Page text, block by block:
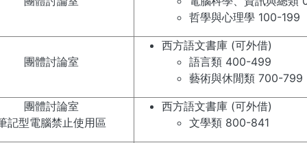
哲學與心理學 100-199
團體討論室
西方語文書庫 (可外借)
語言類 400-499
藝術與休閒類 700-799
團體討論室
記型電腦禁止使用區
西方語文書庫 (可外借)
文學類 800-841